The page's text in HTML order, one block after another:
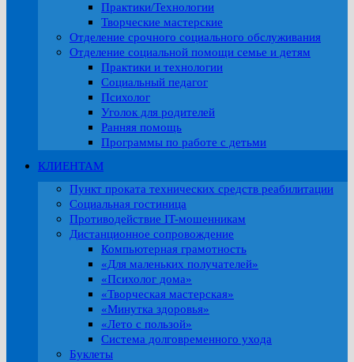
Практики/Технологии
Творческие мастерские
Отделение срочного социального обслуживания
Отделение социальной помощи семье и детям
Практики и технологии
Социальный педагог
Психолог
Уголок для родителей
Ранняя помощь
Программы по работе с детьми
КЛИЕНТАМ
Пункт проката технических средств реабилитации
Социальная гостиница
Противодействие IT-мошенникам
Дистанционное сопровождение
Компьютерная грамотность
«Для маленьких получателей»
«Психолог дома»
«Творческая мастерская»
«Минутка здоровья»
«Лето с пользой»
Система долговременного ухода
Буклеты